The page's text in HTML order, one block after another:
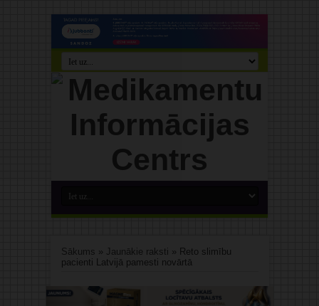
Sākums » Jaunākie raksti » Reto slimību
pacienti Latvijā pamesti novārtā